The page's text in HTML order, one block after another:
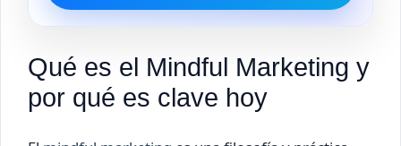
Qué es el Mindful Marketing y
por qué es clave hoy